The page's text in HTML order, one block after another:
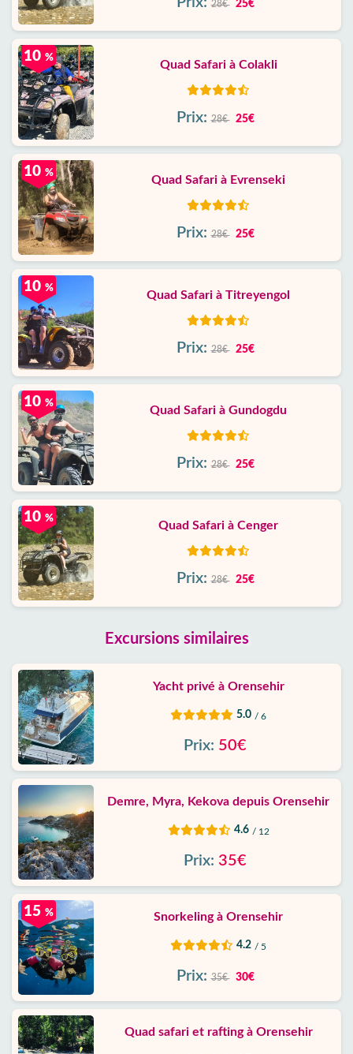
28€ 25€
Quad Safari à Colakli
10 %
Prix: 28€ 25€
Quad Safari à Evrenseki
10 %
Prix: 28€ 25€
Quad Safari à Titreyengol
10 %
Prix: 28€ 25€
Quad Safari à Gundogdu
10 %
Prix: 28€ 25€
Quad Safari à Cenger
10 %
Prix: 28€ 25€
Excursions similaires
Yacht privé à Orensehir
5.0 / 6
Prix: 50€
Demre, Myra, Kekova depuis Orensehir
4.6 / 12
Prix: 35€
Snorkeling à Orensehir
4.2 / 5
15 %
Prix: 35€ 30€
Quad safari et rafting à Orensehir